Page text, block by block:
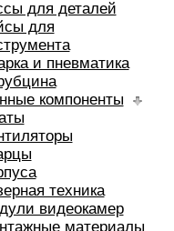
для деталей
для
и пневматика
компоненты
техника
видеокамер
материалы